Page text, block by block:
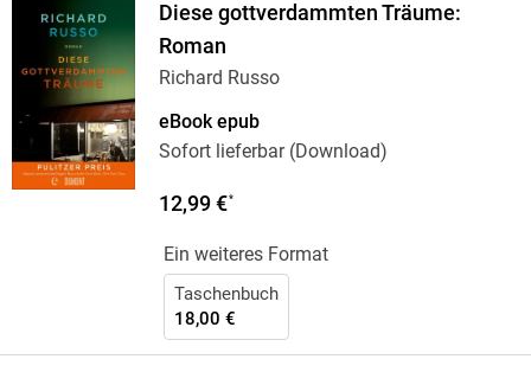
Diese gottverdammten Träume:
Roman
Richard Russo
eBook epub
Sofort lieferbar (Download)
12,99 €*
Ein weiteres Format
Taschenbuch
18,00 €